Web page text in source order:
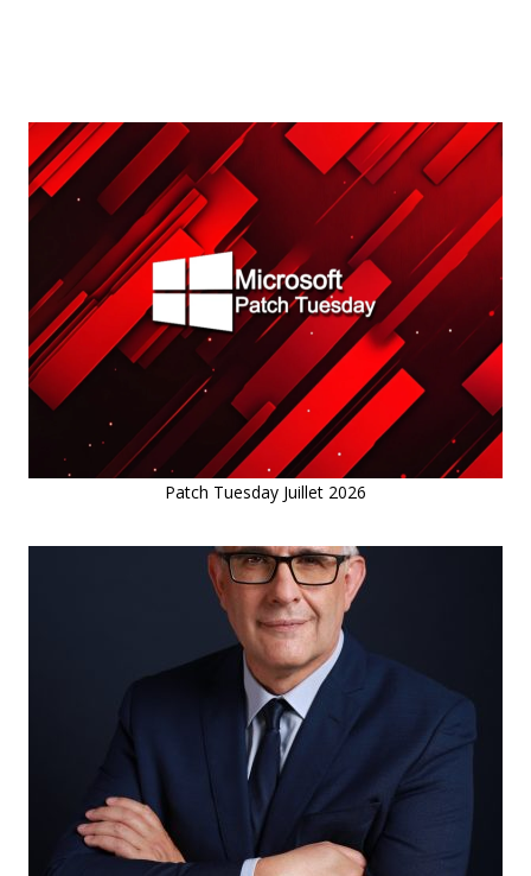
Patch Tuesday Juillet 2026